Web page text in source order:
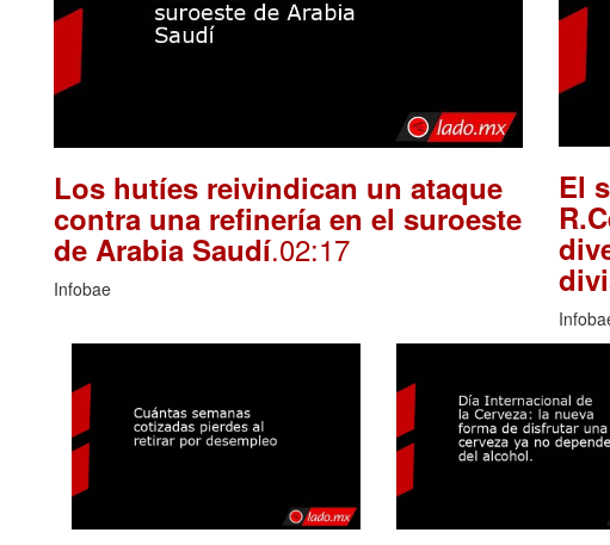
Los hutíes reivindican un ataque
contra una refinería en el suroeste
de Arabia Saudí.02:17
Infobae
El